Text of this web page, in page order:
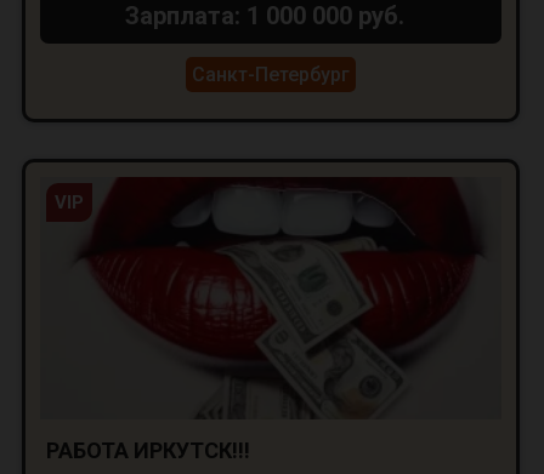
Зарплата: 1 000 000 руб.
Санкт-Петербург
VIP
РАБОТА ИРКУТСК!!!